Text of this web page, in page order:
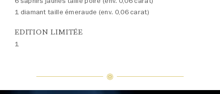
1 diamant taille émeraude (env. 0,06 carat)
EDITION LIMITÉE
1